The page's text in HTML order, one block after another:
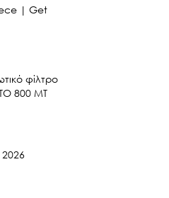
| Get
φίλτρο
800 ΜΤ
2026